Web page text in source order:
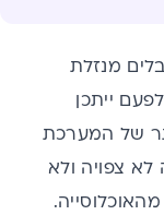
מנזלת
ייתכן
של המערכת
לא צפויה ולא
שסובלים ממנה בישראל כ- 15% מהאוכלוסייה.